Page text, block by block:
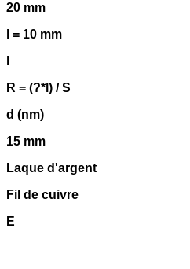
20 mm
l = 10 mm
R = (?*l) / S
d (nm)
15 mm
Laque d'argent
Fil de cuivre
E